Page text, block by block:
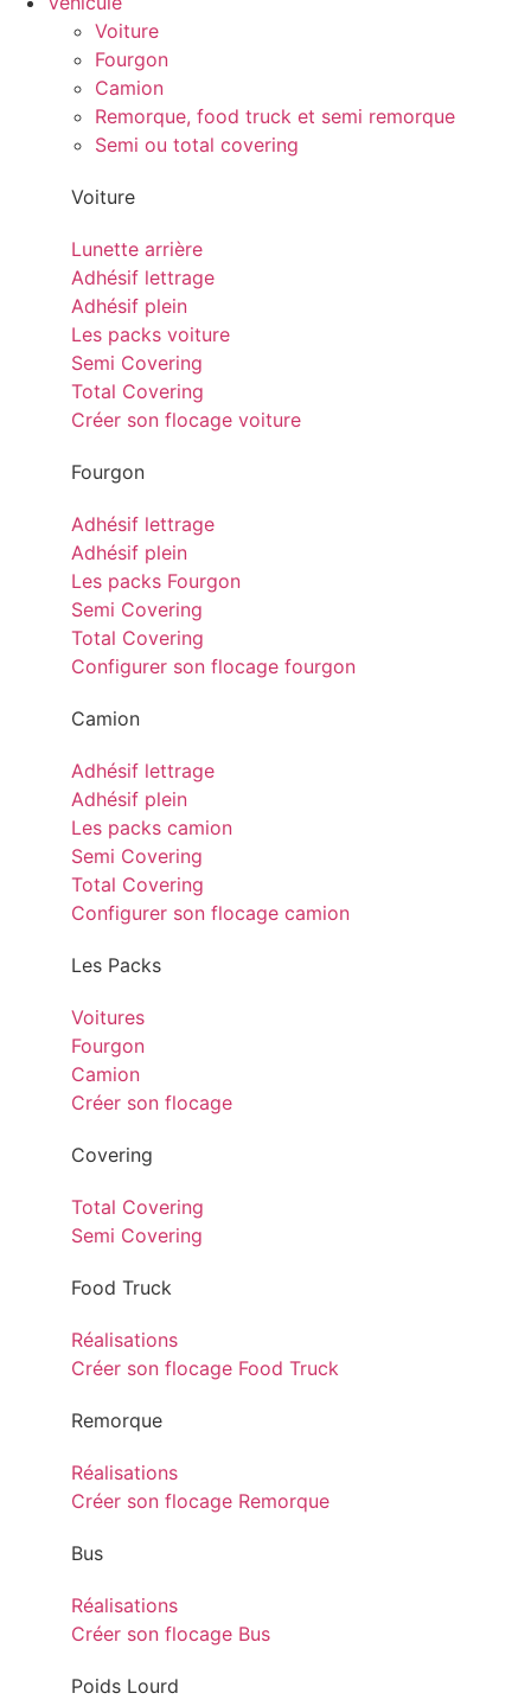
Voiture
Fourgon
Camion
Remorque, food truck et semi remorque
Semi ou total covering
Voiture
Lunette arrière
Adhésif lettrage
Adhésif plein
Les packs voiture
Semi Covering
Total Covering
Créer son flocage voiture
Fourgon
Adhésif lettrage
Adhésif plein
Les packs Fourgon
Semi Covering
Total Covering
Configurer son flocage fourgon
Camion
Adhésif lettrage
Adhésif plein
Les packs camion
Semi Covering
Total Covering
Configurer son flocage camion
Les Packs
Voitures
Fourgon
Camion
Créer son flocage
Covering
Total Covering
Semi Covering
Food Truck
Réalisations
Créer son flocage Food Truck
Remorque
Réalisations
Créer son flocage Remorque
Bus
Réalisations
Créer son flocage Bus
Poids Lourd